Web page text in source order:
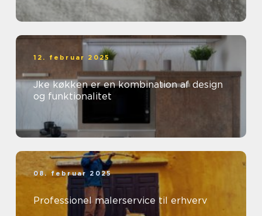
12. februar 2025
Jke køkken er en kombination af design
og funktionalitet
08. februar 2025
Professionel malerservice til erhverv